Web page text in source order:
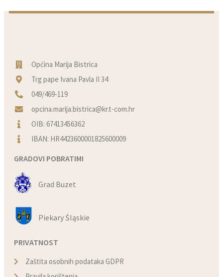
Općina Marija Bistrica
Trg pape Ivana Pavla II 34
049/469-119
opcina.marija.bistrica@kr.t-com.hr
OIB: 67413456362
IBAN: HR4423600001825600009
GRADOVI POBRATIMI
Grad Buzet
Piekary Śląskie
PRIVATNOST
Zaštita osobnih podataka GDPR